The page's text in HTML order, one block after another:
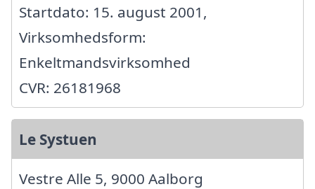
Startdato: 15. august 2001,
Virksomhedsform:
Enkeltmandsvirksomhed
CVR: 26181968
Le Systuen
Vestre Alle 5, 9000 Aalborg